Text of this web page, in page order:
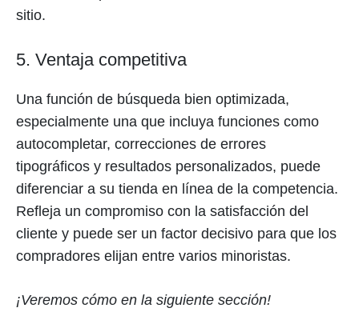
sitio.
5. Ventaja competitiva
Una función de búsqueda bien optimizada,
especialmente una que incluya funciones como
autocompletar, correcciones de errores
tipográficos y resultados personalizados, puede
diferenciar a su tienda en línea de la competencia.
Refleja un compromiso con la satisfacción del
cliente y puede ser un factor decisivo para que los
compradores elijan entre varios minoristas.
¡Veremos cómo en la siguiente sección!